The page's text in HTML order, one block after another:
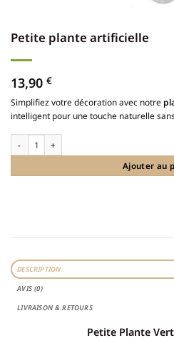
Petite plante artificielle
13,90 €
Ajouter au
Simplifiez votre décoration avec notre
intelligent pour une touche naturelle
DESCRIPTION
AVIS (0)
LIVRAISON & RETOURS
Petite Plante